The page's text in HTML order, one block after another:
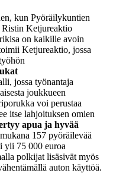
kun Pyöräilykuntien
Ketjureaktio
on kaikille avoin
Ketjureaktio, jossa
jossa työnantaja
joukkueen
voi perustaa
itse lahjoituksen omien
apua ja hyvää
157 pyöräilevää
yli 75 000 euroa
polkijat lisäsivät myös
auton käyttöä.